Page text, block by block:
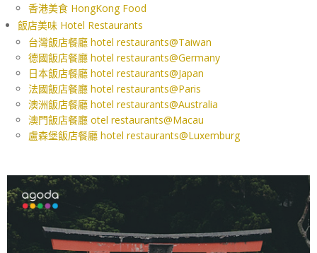
香港美食 HongKong Food
飯店美味 Hotel Restaurants
台灣飯店餐廳 hotel restaurants@Taiwan
德國飯店餐廳 hotel restaurants@Germany
日本飯店餐廳 hotel restaurants@Japan
法國飯店餐廳 hotel restaurants@Paris
澳洲飯店餐廳 hotel restaurants@Australia
澳門飯店餐廳 otel restaurants@Macau
盧森堡飯店餐廳 hotel restaurants@Luxemburg